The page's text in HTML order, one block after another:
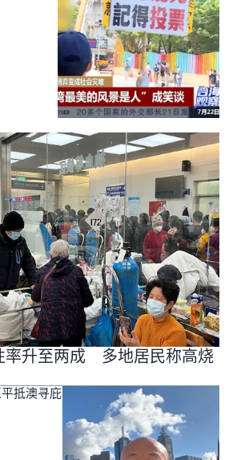
率升至两成 多地居民称高烧
抵澳寻庇